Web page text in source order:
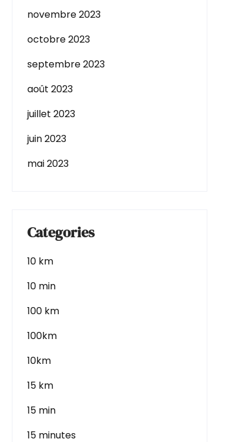
novembre 2023
octobre 2023
septembre 2023
août 2023
juillet 2023
juin 2023
mai 2023
Categories
10 km
10 min
100 km
100km
10km
15 km
15 min
15 minutes